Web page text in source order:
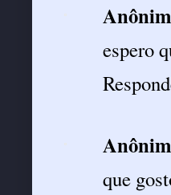
espero
que